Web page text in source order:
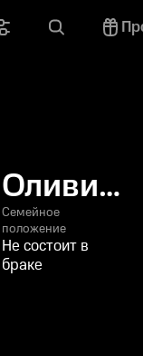
Оливия
Емдэн
Семейное
положение
Не состоит в
браке